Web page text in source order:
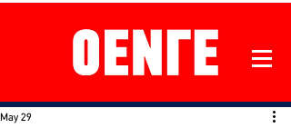
May 29